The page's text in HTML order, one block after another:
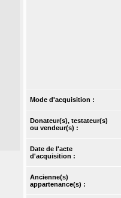
Mode d'acquisition :
Donateur(s), testateur(s)
ou vendeur(s) :
Date de l'acte
d'acquisition :
Ancienne(s)
appartenance(s) :